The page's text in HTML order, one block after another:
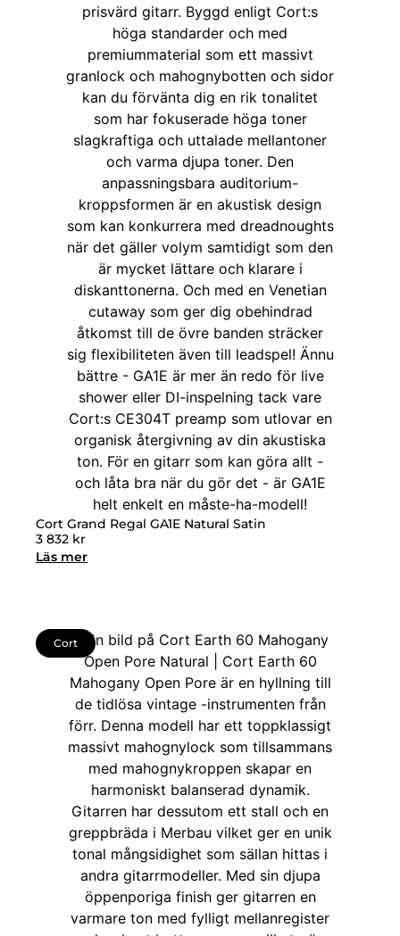
Cort Grand Regal GA1E Natural Satin
3 832 kr
Läs mer
Cort